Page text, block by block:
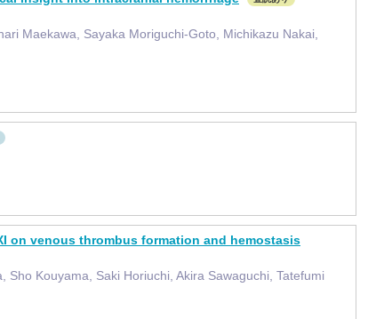
Maekawa, Sayaka Moriguchi-Goto, Michikazu Nakai,
on venous thrombus formation and hemostasis
Kouyama, Saki Horiuchi, Akira Sawaguchi, Tatefumi